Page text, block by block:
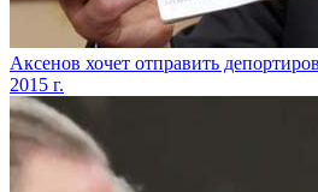
Аксенов хочет отправить
2015 г.